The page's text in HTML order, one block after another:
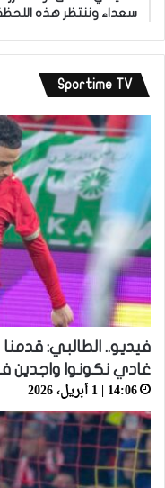
سعداء وننتظر هذه اللحظة
Sportime TV
فيديو.. الطالبي: قدمنا
غادي نكونوا واجدين
14:06 | 1 أبريل، 2026